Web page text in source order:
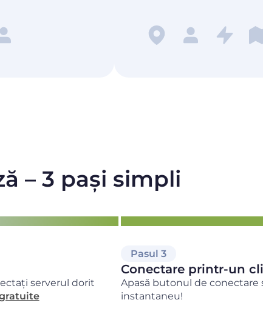
– 3 pași simpli
serverul dorit
Pasul 3
Conectare printr-un
Apasă butonul de conectare
instantaneu!